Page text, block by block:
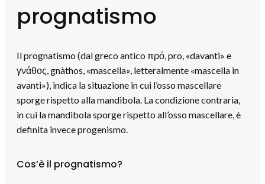
prognatismo
Il prognatismo (dal greco antico πρό, pro, «davanti» e
γνάθος, gnàthos, «mascella», letteralmente «mascella in
avanti»), indica la situazione in cui l’osso mascellare
sporge rispetto alla mandibola. La condizione contraria,
in cui la mandibola sporge rispetto all’osso mascellare, è
definita invece progenismo.
Cos’è il prognatismo?